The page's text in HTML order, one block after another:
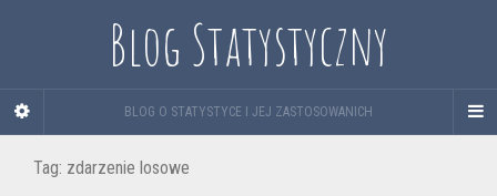
Blog Statystyczny
BLOG O STATYSTYCE I JEJ ZASTOSOWANICH
Tag: zdarzenie losowe